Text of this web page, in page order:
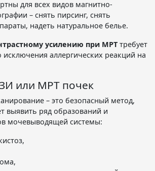
для всех видов магнитно-
– снять пирсинг, снять
надеть натуральное белье.
усилению при МРТ требует
исключения аллергических реакций на
или МРТ почек
– это безопасный метод,
выявить ряд образований и
мочевыводящей системы: